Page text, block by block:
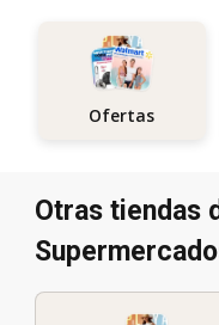
Ofertas
Otras tiendas